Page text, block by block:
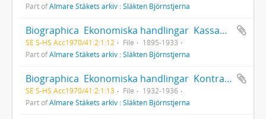
Part ofAlmare Stäkets arkiv : Släkten Björnstjerna
Biographica  Ekonomiska handlingar  Kassaböcker och inkomst/utgiftsböcker
SE S-HS Acc1970/41:2:1:12 File
1895-1933
Part ofAlmare Stäkets arkiv : Släkten Björnstjerna
Biographica  Ekonomiska handlingar  Kontraböcker
SE S-HS Acc1970/41:2:1:13 File
1932-1936
Part ofAlmare Stäkets arkiv : Släkten Björnstjerna